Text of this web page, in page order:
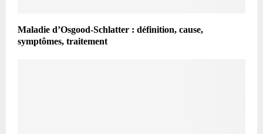
Maladie d’Osgood-Schlatter : définition, cause,
symptômes, traitement